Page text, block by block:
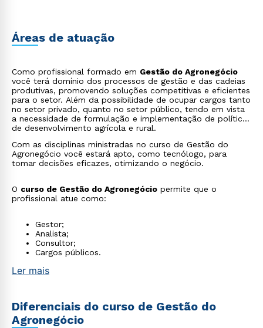
Áreas de atuação
Como profissional formado em Gestão do Agronegócio
você terá domínio dos processos de gestão e das cadeias
produtivas, promovendo soluções competitivas e eficientes
para o setor. Além da possibilidade de ocupar cargos tanto
no setor privado, quanto no setor público, tendo em vista
a necessidade de formulação e implementação de políticas
de desenvolvimento agrícola e rural.
Com as disciplinas ministradas no curso de Gestão do
Agronegócio você estará apto, como tecnólogo, para
tomar decisões eficazes, otimizando o negócio.
O curso de Gestão do Agronegócio permite que o
profissional atue como:
Gestor;
Analista;
Consultor;
Cargos públicos.
Ler mais
Diferenciais do curso de Gestão do
Agronegócio